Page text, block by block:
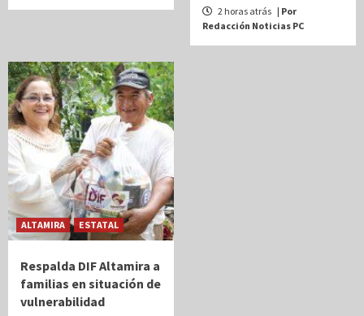
2 horas atrás | Por
Redacción Noticias PC
ALTAMIRA ESTATAL
Respalda DIF Altamira a
familias en situación de
vulnerabilidad